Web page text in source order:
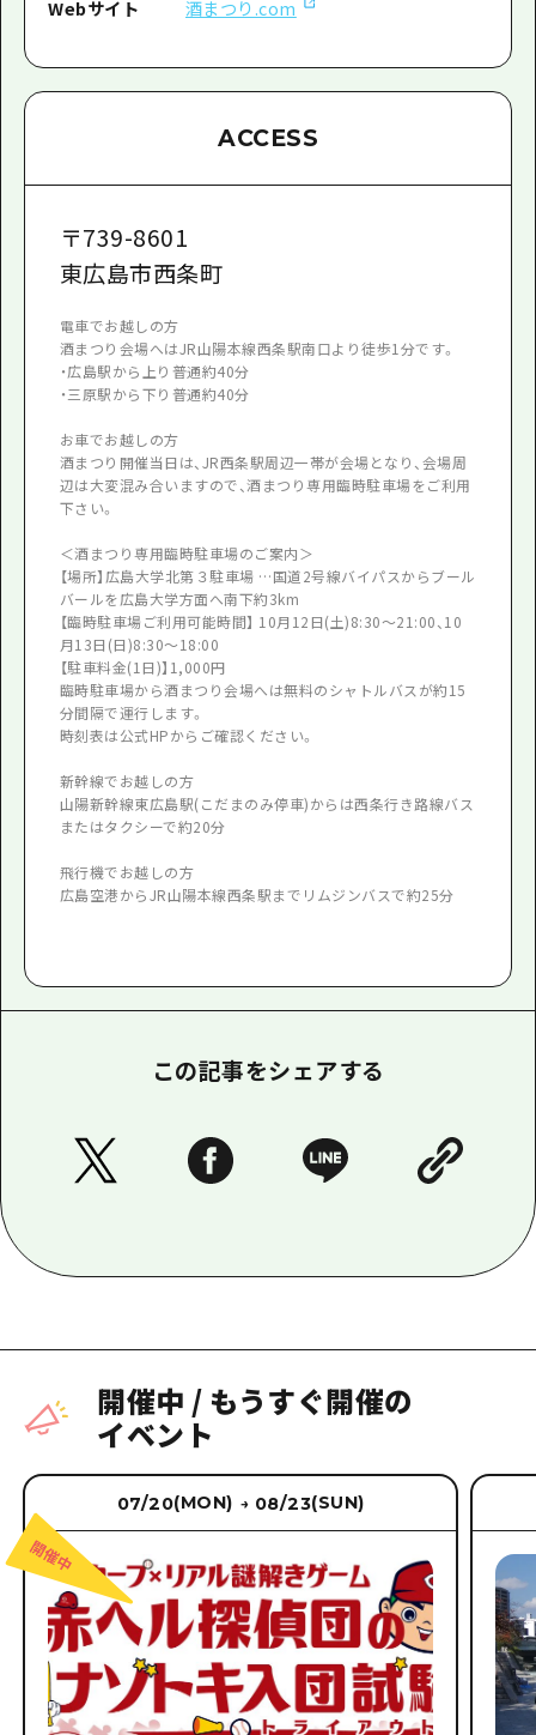
Webサイト 酒まつり.com
ACCESS
〒739-8601
東広島市西条町
電車でお越しの方
酒まつり会場へはJR山陽本線西条駅南口より徒歩1分です。
・広島駅から上り普通約40分
・三原駅から下り普通約40分
お車でお越しの方
酒まつり開催当日は、JR西条駅周辺一帯が会場となり、会場周
辺は大変混み合いますので、酒まつり専用臨時駐車場をご利用
下さい。
＜酒まつり専用臨時駐車場のご案内＞
【場所】広島大学北第３駐車場 …国道2号線バイパスからブール
バールを広島大学方面へ南下約3km
【臨時駐車場ご利用可能時間】 10月12日(土)8:30～21:00、10
月13日(日)8:30～18:00
【駐車料金(1日)】1,000円
臨時駐車場から酒まつり会場へは無料のシャトルバスが約15
分間隔で運行します。
時刻表は公式HPからご確認ください。
新幹線でお越しの方
山陽新幹線東広島駅(こだまのみ停車)からは西条行き路線バス
またはタクシーで約20分
飛行機でお越しの方
広島空港からJR山陽本線西条駅までリムジンバスで約25分
この記事をシェアする
開催中 / もうすぐ開催の
イベント
07/20(MON) → 08/23(SUN)